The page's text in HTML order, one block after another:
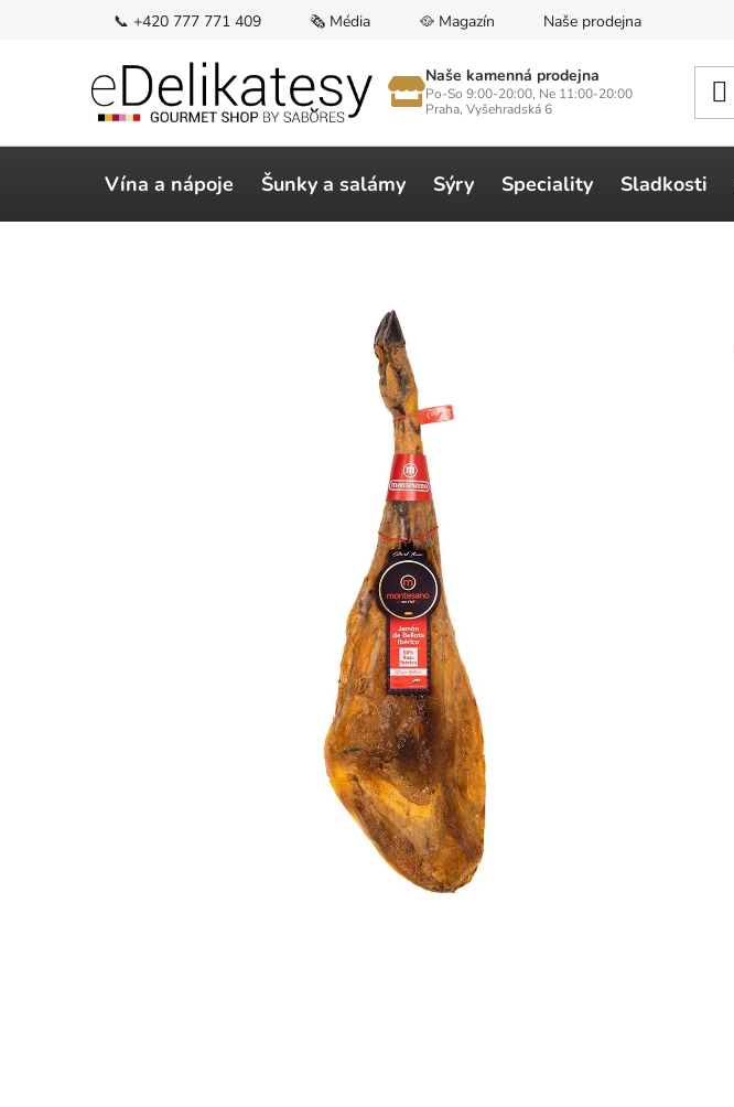
📞 +420 777 771 409 🗞️ Média 🥘 Magazín Naše prodejna
Naše kamenná prodejna
Po-So 9:00-20:00, Ne 11:00-20:00
Praha, Vyšehradská 6
Vína a nápoje Šunky a salámy Sýry Speciality Sladkosti